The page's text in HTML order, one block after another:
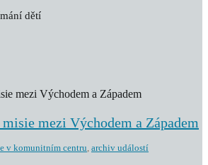
dětí
mezi Východem a Západem
v komunitním centru, archiv událostí